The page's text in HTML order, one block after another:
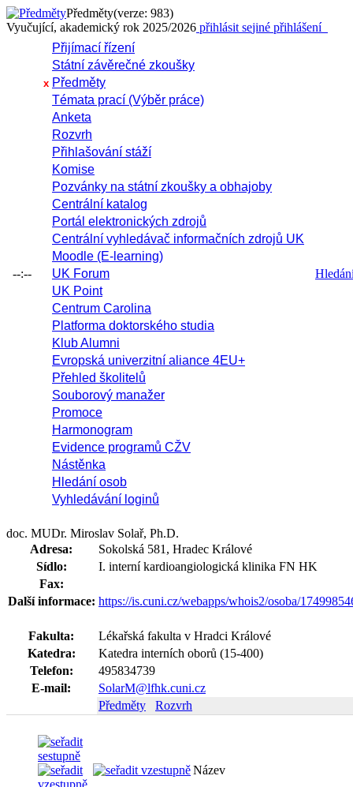
Předměty(verze: 983)
Vyučující, akademický rok 2025/2026 přihlásit sejiné přihlášení
--:--
Přijímací řízení
Státní závěrečné zkoušky
x Předměty
Témata prací (Výběr práce)
Anketa
Rozvrh
Přihlašování stáží
Komise
Pozvánky na státní zkoušky a obhajoby
Centrální katalog
Portál elektronických zdrojů
Centrální vyhledávač informačních zdrojů UK
Moodle (E-learning)
UK Forum
UK Point
Centrum Carolina
Platforma doktorského studia
Klub Alumni
Evropská univerzitní aliance 4EU+
Přehled školitelů
Souborový manažer
Promoce
Harmonogram
Evidence programů CŽV
Nástěnka
Hledání osob
Vyhledávání loginů
doc. MUDr. Miroslav Solař, Ph.D.
Adresa:
Sokolská 581, Hradec Králové
Sídlo:
I. interní kardioangiologická klinika FN HK
Fax:
Další informace: https://is.cuni.cz/webapps/whois2/osoba/
Fakulta:
Lékařská fakulta v Hradci Králové
Katedra:
Katedra interních oborů (15-400)
Telefon:
495834739
E-mail:
SolarM@lfhk.cuni.cz
Předměty
Rozvrh
Název